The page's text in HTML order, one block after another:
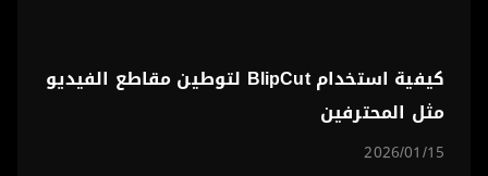
كيفية استخدام BlipCut لتوطين مقاطع الفيديو
مثل المحترفين
2026/01/15